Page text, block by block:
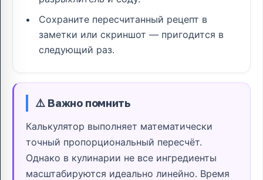
Сохраните пересчитанный рецепт в
заметки или скриншот — пригодится в
следующий раз.
⚠️ Важно помнить
Калькулятор выполняет математически
точный пропорциональный пересчёт.
Однако в кулинарии не все ингредиенты
масштабируются идеально линейно. Время